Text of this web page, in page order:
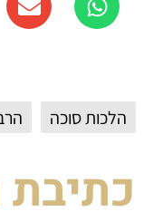
הלכות סוכה
כתיבת